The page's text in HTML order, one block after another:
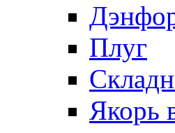
Плуг
Якорь